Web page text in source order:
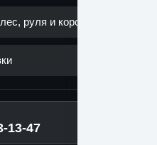
руля и коробки
13-47